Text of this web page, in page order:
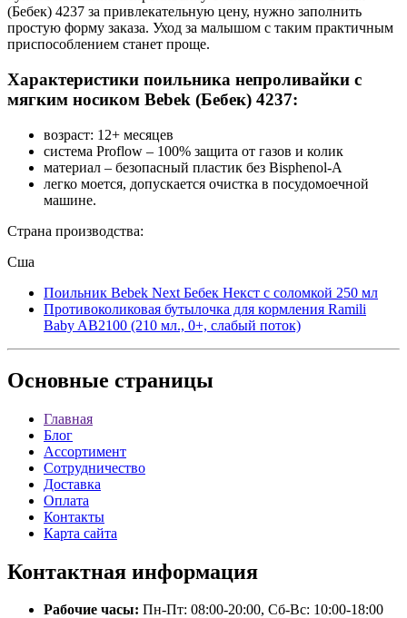
(Бебек) 4237 за привлекательную цену, нужно заполнить
простую форму заказа. Уход за малышом с таким практичным
приспособлением станет проще.
Характеристики поильника непроливайки с
мягким носиком Bebek (Бебек) 4237:
возраст: 12+ месяцев
система Proflow – 100% защита от газов и колик
материал – безопасный пластик без Bisphenol-A
легко моется, допускается очистка в посудомоечной
машине.
Страна производства:
Сша
Поильник Bebek Next Бебек Некст с соломкой 250 мл
Противоколиковая бутылочка для кормления Ramili
Baby AB2100 (210 мл., 0+, слабый поток)
Основные страницы
Главная
Блог
Ассортимент
Сотрудничество
Доставка
Оплата
Контакты
Карта сайта
Контактная информация
Рабочие часы: Пн-Пт: 08:00-20:00, Сб-Вс: 10:00-18:00